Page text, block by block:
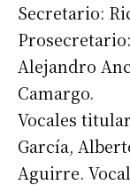
Secretario:
Alejandro
Camargo.
Vocales
García,
Aguirre.